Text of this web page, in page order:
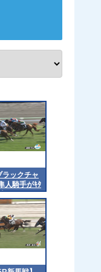
ラックチャ
人騎手がｷﾀ
)━━━━!!